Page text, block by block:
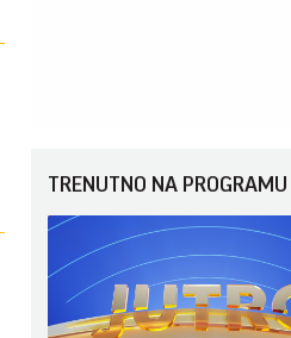
TRENUTNO NA PROGRAMU